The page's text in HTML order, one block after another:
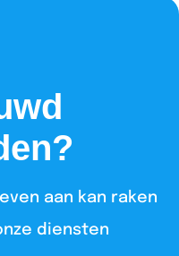
aan kan raken
diensten​